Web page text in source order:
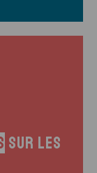
sur les